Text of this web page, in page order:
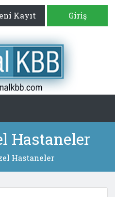
Kayıt Giriş
Hastaneler
Hastaneler